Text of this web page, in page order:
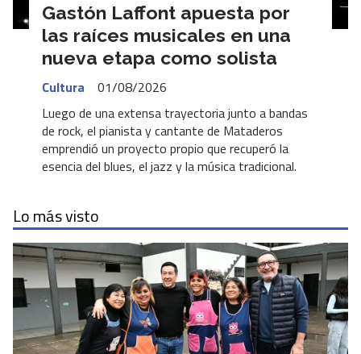
Gastón Laffont apuesta por
las raíces musicales en una
nueva etapa como solista
Cultura
01/08/2026
Luego de una extensa trayectoria junto a bandas
de rock, el pianista y cantante de Mataderos
emprendió un proyecto propio que recuperó la
esencia del blues, el jazz y la música tradicional.
Lo más visto